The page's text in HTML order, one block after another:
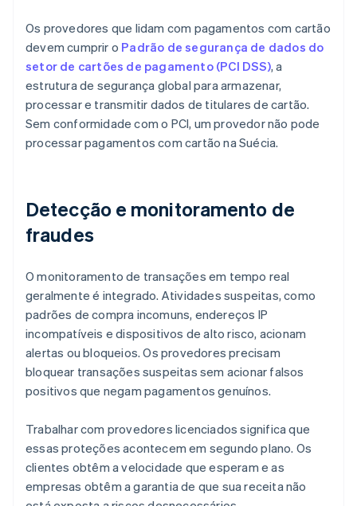
Os provedores que lidam com pagamentos com cartão
devem cumprir o Padrão de segurança de dados do
setor de cartões de pagamento (PCI DSS), a
estrutura de segurança global para armazenar,
processar e transmitir dados de titulares de cartão.
Sem conformidade com o PCI, um provedor não pode
processar pagamentos com cartão na Suécia.
Detecção e monitoramento de
fraudes
O monitoramento de transações em tempo real
geralmente é integrado. Atividades suspeitas, como
padrões de compra incomuns, endereços IP
incompatíveis e dispositivos de alto risco, acionam
alertas ou bloqueios. Os provedores precisam
bloquear transações suspeitas sem acionar falsos
positivos que negam pagamentos genuínos.
Trabalhar com provedores licenciados significa que
essas proteções acontecem em segundo plano. Os
clientes obtêm a velocidade que esperam e as
empresas obtêm a garantia de que sua receita não